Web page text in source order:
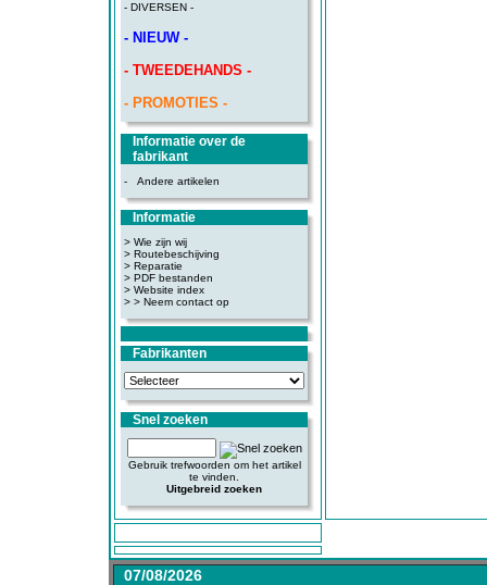
- DIVERSEN -
- NIEUW -
- TWEEDEHANDS -
- PROMOTIES -
Informatie over de
fabrikant
- Andere artikelen
Informatie
> Wie zijn wij
> Routebeschijving
> Reparatie
> PDF bestanden
> Website index
> > Neem contact op
Fabrikanten
Snel zoeken
Gebruik trefwoorden om het artikel
te vinden.
Uitgebreid zoeken
07/08/2026